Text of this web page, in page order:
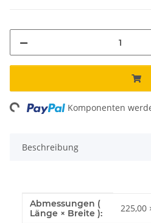
Komponenten
Beschreibung
Produkteigenschaft
Wert
Abmessungen (
Länge × Breite ):
225,00